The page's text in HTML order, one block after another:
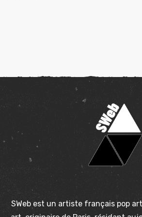
SWeb est un artiste français pop